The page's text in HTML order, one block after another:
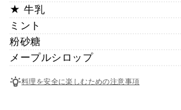
★ 牛乳
ミント
粉砂糖
メープルシロップ
料理を安全に楽しむための注意事項